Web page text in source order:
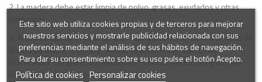
2. La madera debe estar limpia de polvo, grasas, exudados y otras
sustancias.
3. Antes de aplicar el lasur se aconseja lijar la madera en el sentido de
la veta para abrir el poro y mejorar la adherencia. MADERAS
VERTICALES: Lija grano 60. MADERAS HORIZONTALES: Lija grano 40.
Evitar lijados entre capas.
Este sitio web utiliza cookies propias y de terceros para mejorar
nuestros servicios y mostrarle publicidad relacionada con sus
preferencias mediante el análisis de sus hábitos de navegación.
Para dar su consentimiento sobre su uso pulse el botón Acepto.
Política de cookies Personalizar cookies